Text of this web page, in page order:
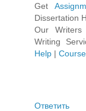
Get
Dissertation
Our Writers
Writing
Help |
Ответить